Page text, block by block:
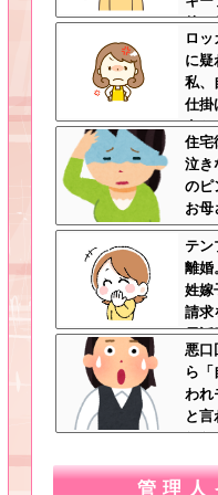
後、
ー
ロ
に疑
私、
仕掛
女だ
め
揉め
住宅
泣き
のピ
お母
てき
切
の中
テン
離婚
姓嫁
請求
電話
なっ
悪口
ら
われ
と
れな
ゃ
管理人